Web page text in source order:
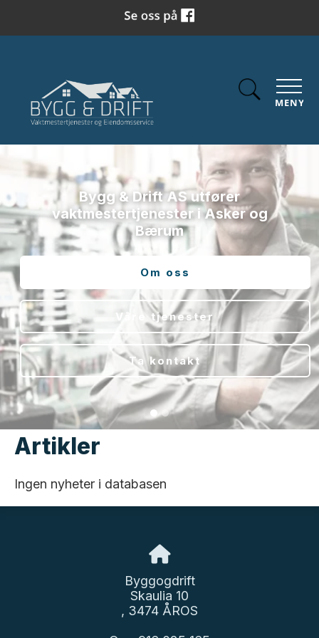
MENY
Bygg & Drift ASutfører
vaktmestertjenester i Asker og
Bærum
Om oss
Våre tjenester
Ta kontakt
Artikler
Ingen nyheter i databasen
Byggogdrift
Skaulia 10
, 3474 ÅROS